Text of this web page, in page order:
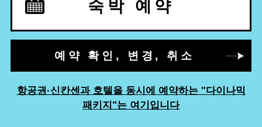
숙박 예약
예약 확인, 변경, 취소
항공권·신칸센과 호텔을 동시에 예약하는 "다이나믹
패키지"는 여기입니다